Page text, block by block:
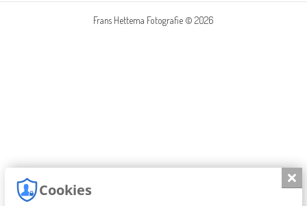
Frans Hettema Fotografie © 2026
Cookies